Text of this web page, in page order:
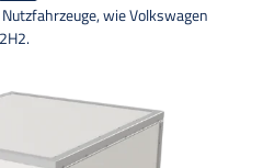
wie Volkswagen